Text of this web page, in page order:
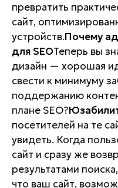
превратить
сайт,
устройств.Почему
для SEOТеперь вы
дизайн — хорошая
свести к минимуму
поддержанию
плане SEO?
посетителей на те
увидеть. Когда
сайт и сразу же
результатами
что ваш сайт,